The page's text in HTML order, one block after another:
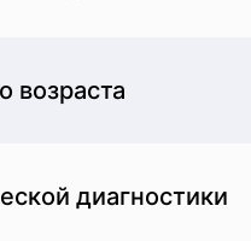
возраста
диагностики